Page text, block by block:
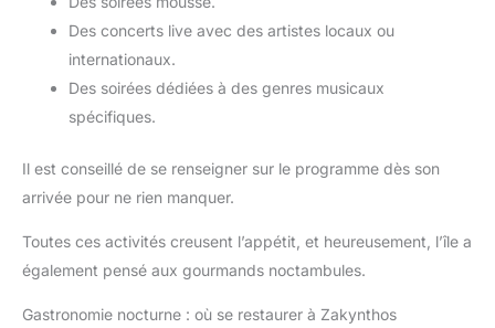
Des concerts live avec des artistes locaux ou
internationaux.
Des soirées dédiées à des genres musicaux
spécifiques.
Il est conseillé de se renseigner sur le programme dès son
arrivée pour ne rien manquer.
Toutes ces activités creusent l’appétit, et heureusement, l’île a
également pensé aux gourmands noctambules.
Gastronomie nocturne : où se restaurer à Zakynthos